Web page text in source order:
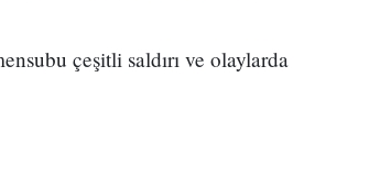
çeşitli saldırı ve olaylarda